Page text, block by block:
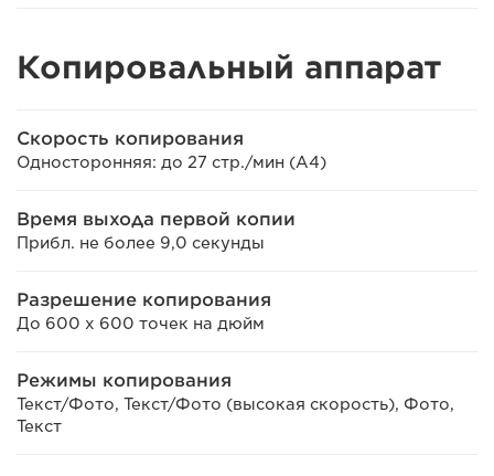
Копировальный аппарат
Скорость копирования
Односторонняя: до 27 стр./мин (A4)
Время выхода первой копии
Прибл. не более 9,0 секунды
Разрешение копирования
До 600 x 600 точек на дюйм
Режимы копирования
Текст/Фото, Текст/Фото (высокая скорость), Фото,
Текст